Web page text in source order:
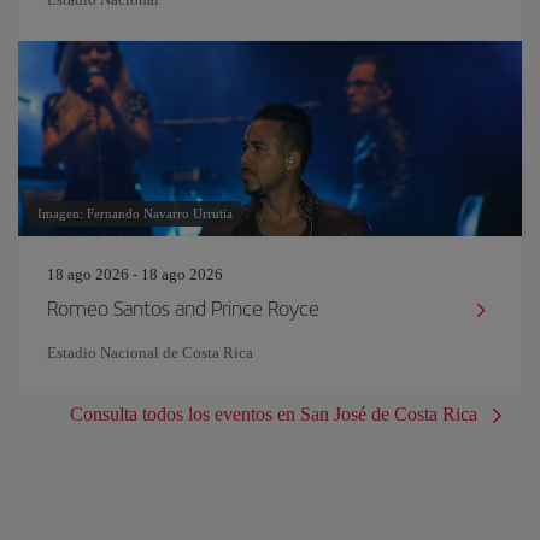
Imagen: Fernando Navarro Urrutia
18 ago 2026 - 18 ago 2026
Romeo Santos and Prince Royce
Estadio Nacional de Costa Rica
Consulta todos los eventos en San José de Costa Rica